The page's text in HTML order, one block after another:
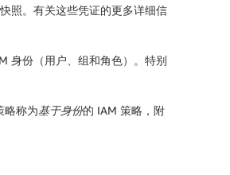
照。有关这些凭证的更多详细信
身份（用户、组和角色）。特别
略称为基于身份的 IAM 策略，附